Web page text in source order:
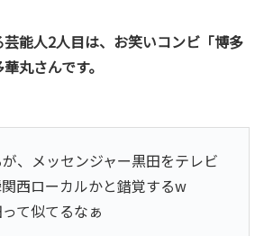
能人2人目は、お笑いコンビ「博多
丸さんです。
、メッセンジャー黒田をテレビ
西ローカルかと錯覚するw
て似てるなぁ